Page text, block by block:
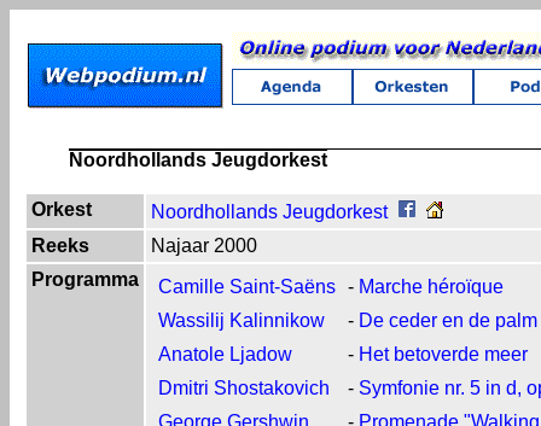
Noordhollands Jeugdorkest
Orkest
Noordhollands Jeugdorkest
Reeks
Najaar 2000
Programma
Camille Saint-Saëns - Marche héroïque
Wassilij Kalinnikow
- De ceder en de palm
Anatole Ljadow
- Het betoverde meer
Dmitri Shostakovich
- Symfonie nr. 5 in d,
George Gershwin
- Promenade